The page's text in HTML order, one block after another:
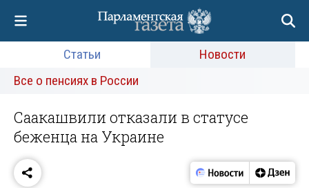
Статьи
Новости
Все о пенсиях в России
Саакашвили отказали в статусе
беженца на Украине